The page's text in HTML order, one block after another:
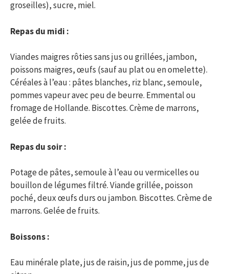
groseilles), sucre, miel.
Repas du midi :
Viandes maigres rôties sans jus ou grillées, jambon,
poissons maigres, œufs (sauf au plat ou en omelette).
Céréales à l’eau : pâtes blanches, riz blanc, semoule,
pommes vapeur avec peu de beurre. Emmental ou
fromage de Hollande. Biscottes. Crème de marrons,
gelée de fruits.
Repas du soir :
Potage de pâtes, semoule à l’eau ou vermicelles ou
bouillon de légumes filtré. Viande grillée, poisson
poché, deux œufs durs ou jambon. Biscottes. Crème de
marrons. Gelée de fruits.
Boissons :
Eau minérale plate, jus de raisin, jus de pomme, jus de